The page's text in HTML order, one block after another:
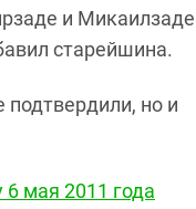
и Микаилзаде
старейшина.
подтвердили, но и
6 мая 2011 года